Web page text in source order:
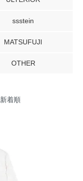
ssstein
MATSUFUJI
OTHER
新着順